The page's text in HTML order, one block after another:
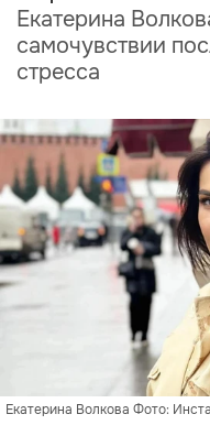
Екатерина
самочувствии
стресса
Екатерина Волкова Фото: